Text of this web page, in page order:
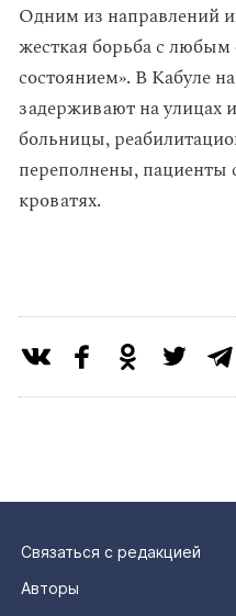
Одним из направлений
жесткая борьба с
состоянием». В Кабуле
задерживают на улицах
больницы,
переполнены, пациенты
кроватях.
Связаться с редакцией
Авторы